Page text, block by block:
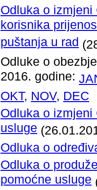
Odluka o
korisnika
puštanja u rad
Odluke o
2016. godine:
OKT, NOV, DEC
Odluka o
usluge
Odluka o
Odluka o
pomoćne usluge